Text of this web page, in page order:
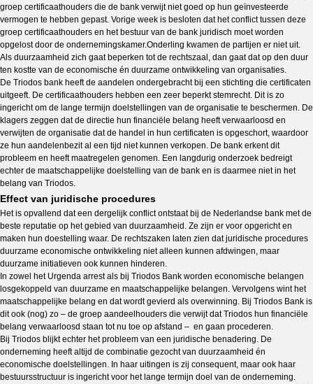
groep certificaathouders die de bank verwijt niet goed op hun geïnvesteerde
vermogen te hebben gepast. Vorige week is besloten dat het conflict tussen deze
groep certificaathouders en het bestuur van de bank juridisch moet worden
opgelost door de ondernemingskamer.Onderling kwamen de partijen er niet uit.
Als duurzaamheid zich gaat beperken tot de rechtszaal, dan gaat dat op den duur
ten kostte van de economische én duurzame ontwikkeling van organisaties.
De Triodos bank heeft de aandelen ondergebracht bij een stichting die certificaten
uitgeeft. De certificaathouders hebben een zeer beperkt stemrecht. Dit is zo
ingericht om de lange termijn doelstellingen van de organisatie te beschermen. De
klagers zeggen dat de directie hun financiële belang heeft verwaarloosd en
verwijten de organisatie dat de handel in hun certificaten is opgeschort, waardoor
ze hun aandelenbezit al een tijd niet kunnen verkopen. De bank erkent dit
probleem en heeft maatregelen genomen. Een langdurig onderzoek bedreigt
echter de maatschappelijke doelstelling van de bank en is daarmee niet in het
belang van Triodos.
Effect van juridische procedures
Het is opvallend dat een dergelijk conflict ontstaat bij de Nederlandse bank met de
beste reputatie op het gebied van duurzaamheid. Ze zijn er voor opgericht en
maken hun doestelling waar. De rechtszaken laten zien dat juridische procedures
duurzame economische ontwikkeling niet alleen kunnen afdwingen, maar
duurzame initiatieven ook kunnen hinderen.
In zowel het Urgenda arrest als bij Triodos Bank worden economische belangen
losgekoppeld van duurzame en maatschappelijke belangen. Vervolgens wint het
maatschappelijke belang en dat wordt gevierd als overwinning. Bij Triodos Bank is
dit ook (nog) zo – de groep aandeelhouders die verwijt dat Triodos hun financiële
belang verwaarloosd staan tot nu toe op afstand – en gaan procederen.
Bij Triodos blijkt echter het probleem van een juridische benadering. De
onderneming heeft altijd de combinatie gezocht van duurzaamheid én
economische doelstellingen. In haar uitingen is zij consequent, maar ook haar
bestuursstructuur is ingericht voor het lange termijn doel van de onderneming.